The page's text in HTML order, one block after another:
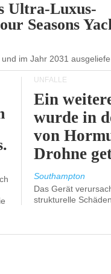
Ultra-Luxus-
Seasons
im Jahr 2031
UNFÄLLE
Ein
wurde in
von
Drohne
Southampton
Das Gerät
strukturelle